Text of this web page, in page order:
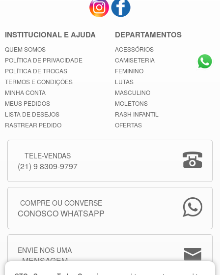
INSTITUCIONAL E AJUDA
QUEM SOMOS
POLÍTICA DE PRIVACIDADE
POLÍTICA DE TROCAS
TERMOS E CONDIÇÕES
MINHA CONTA
MEUS PEDIDOS
LISTA DE DESEJOS
RASTREAR PEDIDO
DEPARTAMENTOS
ACESSÓRIOS
CAMISETERIA
FEMININO
LUTAS
MASCULINO
MOLETONS
RASH INFANTIL
OFERTAS
TELE-VENDAS
(21) 9 8309-9797
COMPRE OU CONVERSE
CONOSCO WHATSAPP
ENVIE NOS UMA
MENSAGEM